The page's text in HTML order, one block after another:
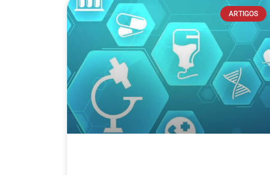
ARTIGOS